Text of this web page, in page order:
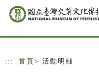
跳到主要內容
網站導覽
::: 首頁 > 活動明細